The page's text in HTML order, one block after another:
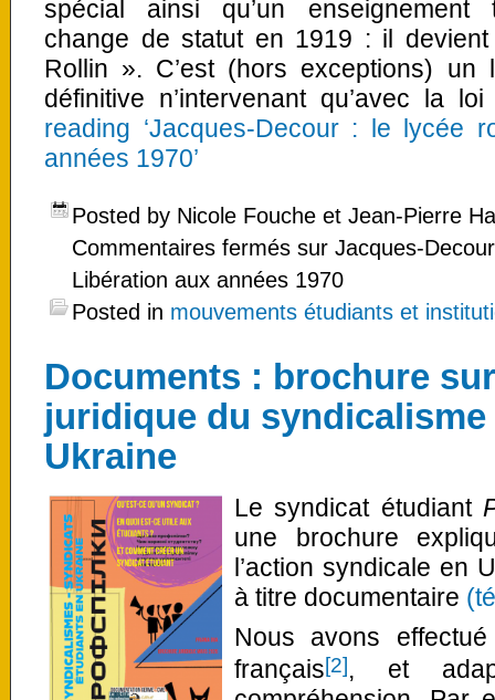
spécial ainsi qu’un enseignement
change de statut en 1919 : il
Rollin ». C’est (hors exceptions)
définitive n’intervenant qu’avec la
reading ‘Jacques-Decour : le lycée
années 1970’
Posted by Nicole Fouche et Jean-Pierre
Commentaires fermés sur Jacques-
Libération aux années 1970
Posted in mouvements étudiants et
Documents : brochure
juridique du
Ukraine
Le syndicat étudiant
une brochure
l’action syndicale en
à titre documentaire
Nous avons
français[2], et